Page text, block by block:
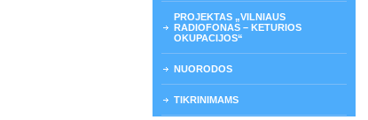
PROJEKTAS „VILNIAUS
RADIOFONAS – KETURIOS
OKUPACIJOS“
NUORODOS
TIKRINIMAMS